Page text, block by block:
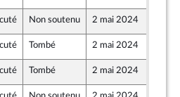
Non soutenu 2 mai 2024
Tombé 2 mai 2024
Tombé 2 mai 2024